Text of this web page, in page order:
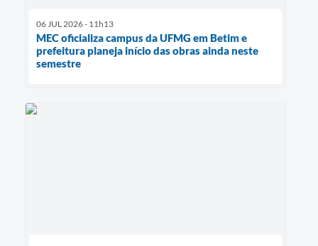
06 JUL 2026 - 11h13
MEC oficializa campus da UFMG em Betim e
prefeitura planeja início das obras ainda neste
semestre